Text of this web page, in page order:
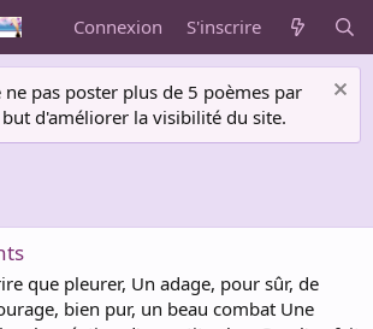
Connexion S'inscrire
pas poster plus de 5 poèmes par
but d'améliorer la visibilité du site.
que pleurer, Un adage, pour sûr, de
bien pur, un beau combat Une